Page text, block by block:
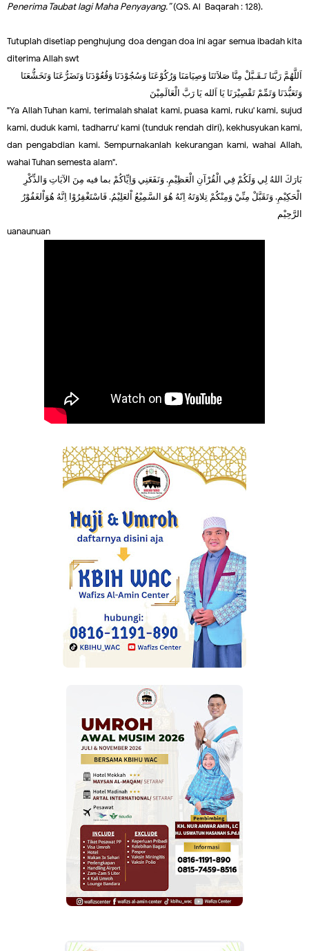
Penerima Taubat lagi Maha Penyayang.”(QS. Al-Baqarah : 128).
Tutuplah disetiap penghujung doa dengan doa ini agar semua ibadah kita
diterima Allah swt
اَللَّهُمَّ رَبَّنَا تَـقَـبَّلْ مِنَّا صَلاَتَنَا وَصِيَامَنَا وَرُكُوْعَنَا وَسُجُوْدَنَا وَقُعُوْدَنَا وَتَضَرُّعَنَا وَتَخَشُّعَنَا
وَتَعَبُّدَنَا وَتَمِّمْ تَقْصِيْرَنَا يَا اَلله يَا رَبَّ الْعَالَمِيْنَ
"Ya Allah Tuhan kami, terimalah shalat kami, puasa kami, ruku' kami, sujud
kami, duduk kami, tadharru' kami (tunduk rendah diri), kekhusyukan kami,
dan pengabdian kami. Sempurnakanlah kekurangan kami, wahai Allah,
wahai Tuhan semesta alam".
بَارَكَ اللهُ لِي وَلَكُمْ فِي الْقُرْآنِ الْعَظِيْمِ. وَنَفَعَنِي وَاِيِّاكُمْ بما فيه مِنَ الآيَاتِ وَالذِّكْرِ
الْحَكِيْمِ. وَتَقَبَّلْ مِنِّيْ وَمِنْكُمْ تِلاوَتَهُ اِنّهُ هُوَ السَّمِيْعُ اْلعَلِيْمُ. فَاسْتَغْفِرُوْا اِنَّهُ هُوَاْلغَفُوْرُ
الرَّحِيْم
uanaunuan